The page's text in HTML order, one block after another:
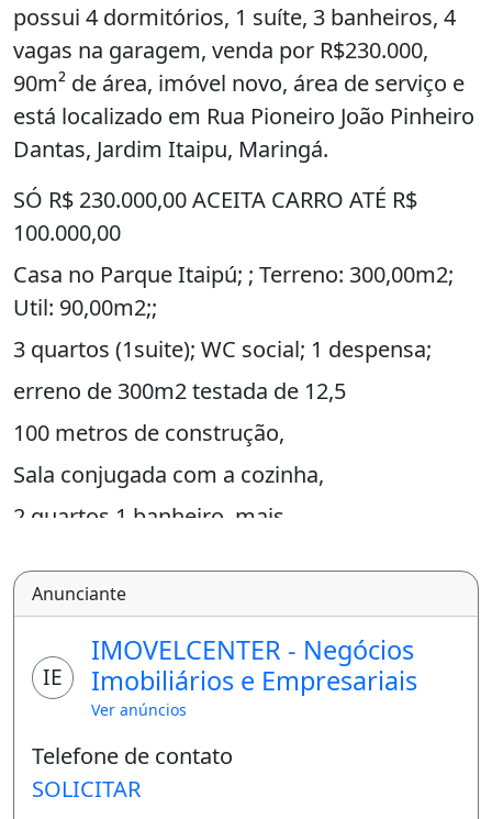
possui 4 dormitórios, 1 suíte, 3 banheiros, 4
vagas na garagem, venda por R$230.000,
90m² de área, imóvel novo, área de serviço e
está localizado em Rua Pioneiro João Pinheiro
Dantas, Jardim Itaipu, Maringá.
SÓ R$ 230.000,00 ACEITA CARRO ATÉ R$
100.000,00
Casa no Parque Itaipú; ; Terreno: 300,00m2;
Util: 90,00m2;;
3 quartos (1suite); WC social; 1 despensa;
erreno de 300m2 testada de 12,5
100 metros de construção,
Sala conjugada com a cozinha,
2 quartos 1 banheiro, mais
Lavanderia,
Garagem, Canil.
Entrada lateral
Toda , elétrica e forro novo.
Área de serviço;
Anunciante
IE
IMOVELCENTER - Negócios
Imobiliários e Empresariais
Ver anúncios
Telefone de contato
SOLICITAR